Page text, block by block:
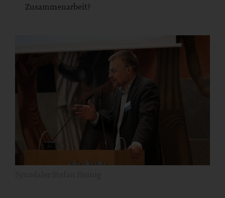
Zusammenarbeit?